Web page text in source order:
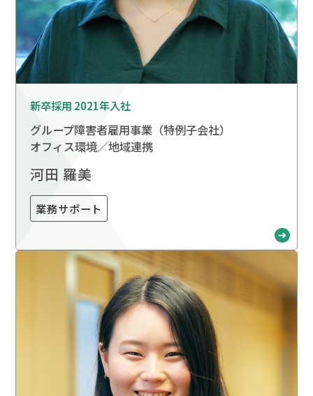
新卒採用 2021年入社
グループ障害者雇用事業 （特例子会社）
オフィス環境／地域連携
河田 羅美
業務サポート